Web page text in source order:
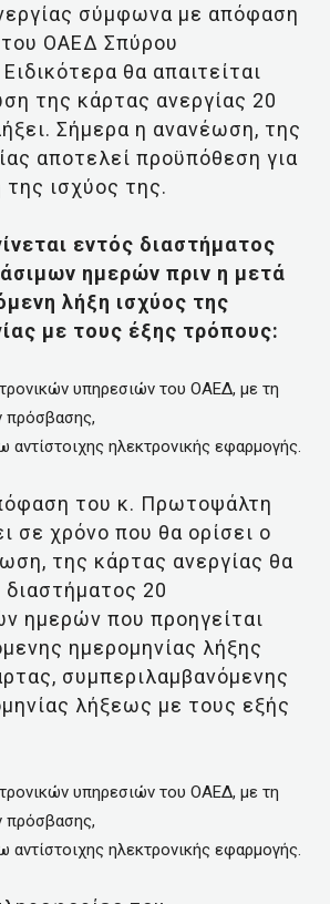
σύμφωνα με απόφαση
του ΟΑΕΔ Σπύρου
θα απαιτείται
της κάρτας ανεργίας 20
Σήμερα η ανανέωση, της
αποτελεί προϋπόθεση για
ισχύος της.
εντός διαστήματος
ημερών πριν η μετά
λήξη ισχύος της
με τους έξης τρόπους:
υπηρεσιών του ΟΑΕΔ, με τη
πρόσβασης,
ηλεκτρονικής εφαρμογής.
του κ. Πρωτοψάλτη
σε χρόνο που θα ορίσει ο
της κάρτας ανεργίας θα
διαστήματος 20
ημερών που προηγείται
ημερομηνίας λήξης
συμπεριλαμβανόμενης
λήξεως με τους εξής
υπηρεσιών του ΟΑΕΔ, με τη
πρόσβασης,
ηλεκτρονικής εφαρμογής.